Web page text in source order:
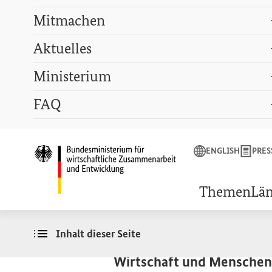
Startseite des
ENGLISH
Themen
Mitmachen
Aktuelles
Ministerium
FAQ
ENGLISH PRESSE LEXIKON GEBÄRDENSPRACHE
Inhalt dieser SeiteMit dem
Wirtschaft und